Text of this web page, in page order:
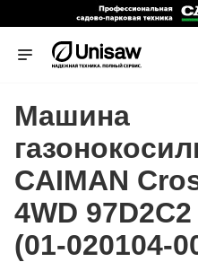
Машина
CAIMAN
4WD
(01-020104-